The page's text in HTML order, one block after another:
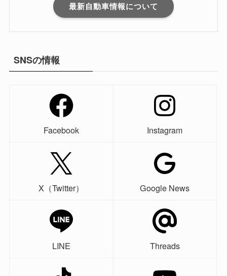
最新自動車情報について
SNSの情報
Facebook Instagram
X（Twitter） Google News
LINE Threads